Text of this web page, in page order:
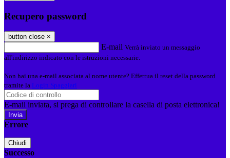
Recupero password
button close ×
E-mail Verrà inviato un messaggio
all'indirizzo indicato con le istruzioni necessarie.
Non hai una e-mail associata al nome utente? Effettua il reset della password
tramite la Login Spaggiari
E-mail inviata, si prega di controllare la casella di posta elettronica!
Errore
Chiudi
Successo